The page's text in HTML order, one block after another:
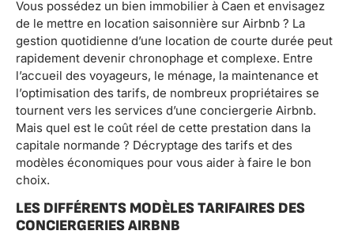
Vous possédez un bien immobilier à Caen et envisagez
de le mettre en location saisonnière sur Airbnb ? La
gestion quotidienne d’une location de courte durée peut
rapidement devenir chronophage et complexe. Entre
l’accueil des voyageurs, le ménage, la maintenance et
l’optimisation des tarifs, de nombreux propriétaires se
tournent vers les services d’une conciergerie Airbnb.
Mais quel est le coût réel de cette prestation dans la
capitale normande ? Décryptage des tarifs et des
modèles économiques pour vous aider à faire le bon
choix.
LES DIFFÉRENTS MODÈLES TARIFAIRES DES
CONCIERGERIES AIRBNB